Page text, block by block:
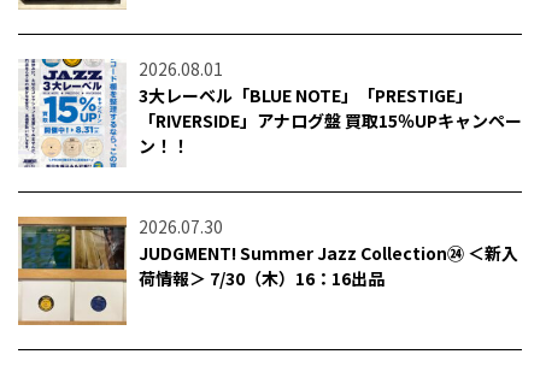
2026.08.01
3大レーベル「BLUE NOTE」「PRESTIGE」
「RIVERSIDE」アナログ盤 買取15％UPキャンペー
ン！！
2026.07.30
JUDGMENT! Summer Jazz Collection㉔ ＜新入
荷情報＞ 7/30（木）16：16出品